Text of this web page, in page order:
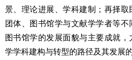
景、理论进展、学科建制；再择
团体、图书馆学与文献学学者等
图书馆学的发展面貌与主要成就
学学科建构与转型的路径及其发展